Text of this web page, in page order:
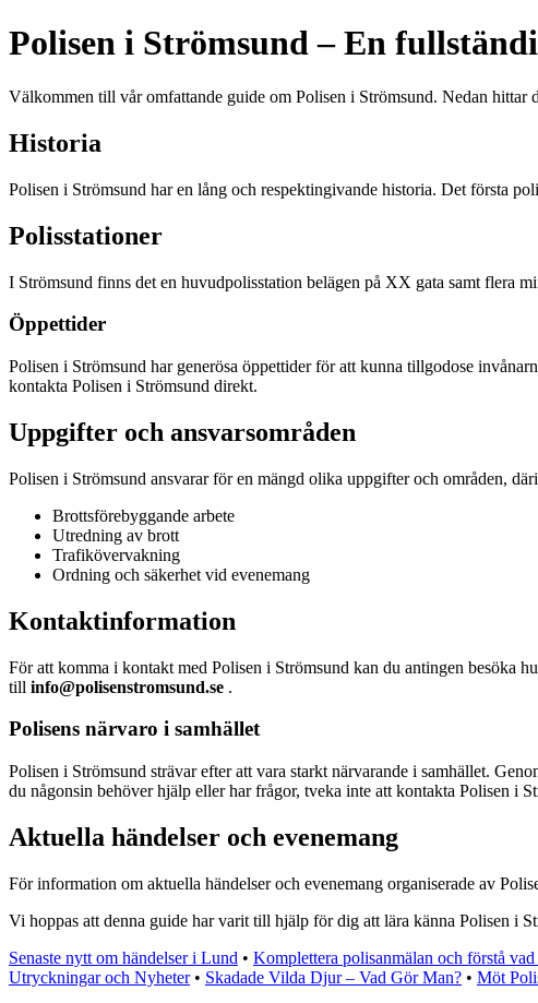
Polisen i Strömsund – En
Välkommen till vår omfattande guide om Polisen i Strömsund. Nedan
Historia
Polisen i Strömsund har en lång och respektingivande historia. Det första
Polisstationer
I Strömsund finns det en huvudpolisstation belägen på XX gata samt flera
Öppettider
Polisen i Strömsund har generösa öppettider för att kunna tillgodose
kontakta Polisen i Strömsund direkt.
Uppgifter och ansvarsområden
Polisen i Strömsund ansvarar för en mängd olika uppgifter och områden,
Brottsförebyggande arbete
Utredning av brott
Trafikövervakning
Ordning och säkerhet vid evenemang
Kontaktinformation
För att komma i kontakt med Polisen i Strömsund kan du antingen
till info@polisenstromsund.se .
Polisens närvaro i samhället
Polisen i Strömsund strävar efter att vara starkt närvarande i samhället.
du någonsin behöver hjälp eller har frågor, tveka inte att kontakta Polisen i
Aktuella händelser och evenemang
För information om aktuella händelser och evenemang organiserade av
Vi hoppas att denna guide har varit till hjälp för dig att lära känna Polisen i
Senaste nytt om händelser i Lund • Komplettera polisanmälan och förstå
Utryckningar och Nyheter• Skadade Vilda Djur – Vad Gör Man? • Möt